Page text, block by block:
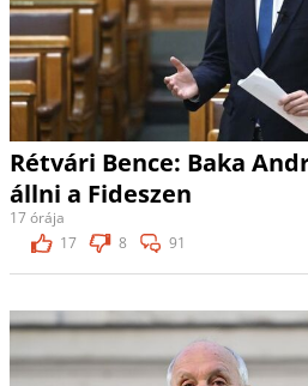
Rétvári Bence: Baka
állni a Fideszen
17 órája
17
8 91